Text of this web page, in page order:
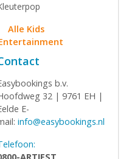
Alle Kids
b.v.
32 | 9761 EH |
E-
info@easybookings.nl